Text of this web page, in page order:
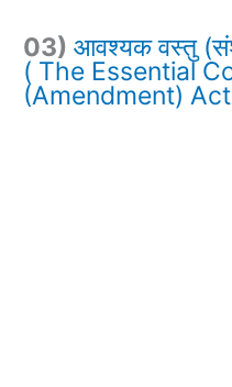
03) आवश्यक वस्तु
( The Essential
(Amendment)